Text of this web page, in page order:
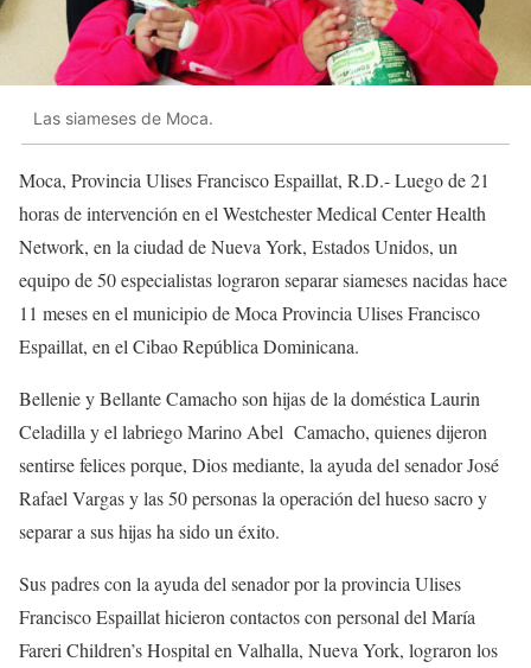
Las siameses de Moca.
Moca, Provincia Ulises Francisco Espaillat, R.D.- Luego de 21
horas de intervención en el Westchester Medical Center Health
Network, en la ciudad de Nueva York, Estados Unidos, un
equipo de 50 especialistas lograron separar siameses nacidas hace
11 meses en el municipio de Moca Provincia Ulises Francisco
Espaillat, en el Cibao República Dominicana.
Bellenie y Bellante Camacho son hijas de la doméstica Laurin
Celadilla y el labriego Marino Abel Camacho, quienes dijeron
sentirse felices porque, Dios mediante, la ayuda del senador José
Rafael Vargas y las 50 personas la operación del hueso sacro y
separar a sus hijas ha sido un éxito.
Sus padres con la ayuda del senador por la provincia Ulises
Francisco Espaillat hicieron contactos con personal del María
Fareri Children’s Hospital en Valhalla, Nueva York, lograron los